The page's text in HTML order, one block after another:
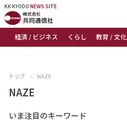
KK KYODO NEWS SITE
経済 / ビジネス くらし 教育 / 文化
KK KYODONEWS SITE
トップページ
ニュース
おすすめコンテンツ
トップ › NAZE
NAZE
いま注目のキーワード